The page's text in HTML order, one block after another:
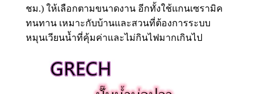
ชม.) ให้เลือกตามขนาดงาน อีกทั้งใช้แกนเซรามิค
ทนทาน เหมาะกับบ้านและสวนที่ต้องการระบบ
หมุนเวียนน้ำที่คุ้มค่าและไม่กินไฟมากเกินไป